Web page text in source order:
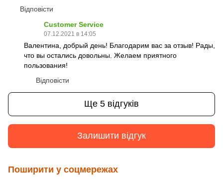
Відповісти
Customer Service
07.12.2021 в 14:05
Валентина, добрый день! Благодарим вас за отзыв! Рады,
что вы остались довольны. Желаем приятного
пользования!
Відповісти
Ще 5 відгуків
Залишити відгук
Поширити у соцмережах